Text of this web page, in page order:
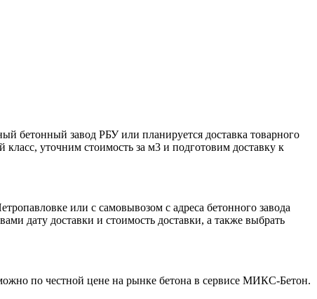
бетонный завод РБУ или планируется доставка товарного
уточним стоимость за м3 и подготовим доставку к
или с самовывозом с адреса бетонного завода
дату доставки и стоимость доставки, а также выбрать
по честной цене на рынке бетона в сервисе МИКС-Бетон.